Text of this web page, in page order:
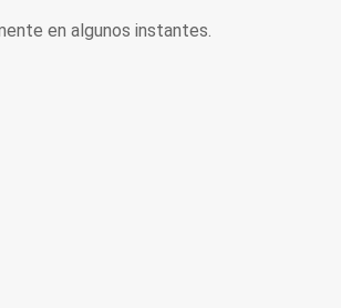
en algunos instantes.